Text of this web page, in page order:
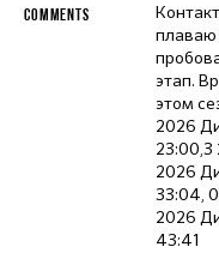
плаваю
этап.
этом
2026
23:00,3
2026
33:04,
2026
43:41